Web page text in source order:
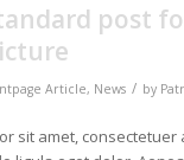
post
Article, News / by
sit amet, consectetuer